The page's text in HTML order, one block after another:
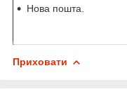
Нова пошта.
Приховати